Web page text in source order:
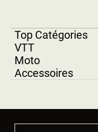
Top Catégories
VTT
Moto
Accessoires